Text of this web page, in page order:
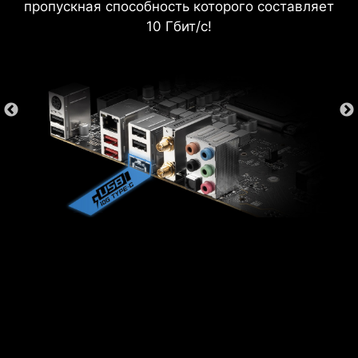
пропускная способность которого составляет
10 Гбит/с!
MEMORY TRY IT
Эта функция позволяет увеличить
ПОИСК И ИЗБРАННОЕ
В правом верхнем углу интерфейса BIOS
всегда доступно окошко поиска и избранные
настройки.